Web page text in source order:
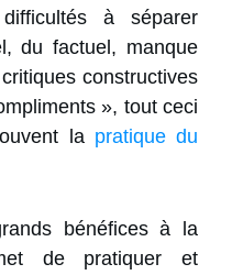
à séparer
du factuel, manque
constructives
», tout ceci
la pratique du
bénéfices à la
de pratiquer et